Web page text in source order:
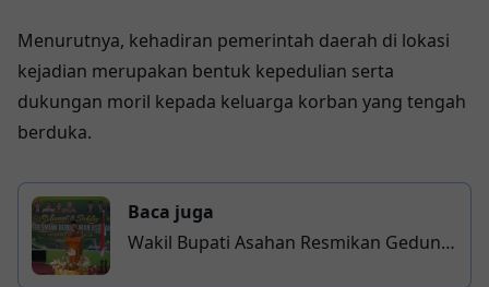
Menurutnya, kehadiran pemerintah daerah di lokasi
kejadian merupakan bentuk kepedulian serta
dukungan moril kepada keluarga korban yang tengah
berduka.
Baca juga
Wakil Bupati Asahan Resmikan Gedung